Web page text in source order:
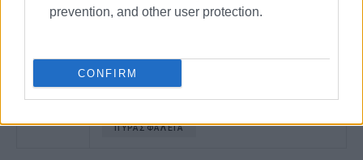
prevention, and other user protection.
CONFIRM
ΠΥΡΑΣΦΑΛΕΙΑ